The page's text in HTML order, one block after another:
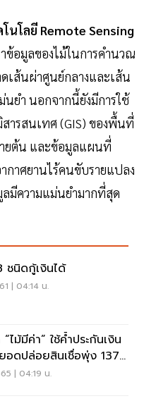
โนโลยี Remote Sensing
ข้อมูลของไม้ในการคำนวณ
เส้นผ่าศูนย์กลางและเส้น
ยำ นอกจากนี้ยังมีการใช้
ารสนเทศ (GIS) ของพื้นที่
ยต้น และข้อมูลแผนที่
กาศยานไร้คนขับรายแปลง
มีความแม่นยำมากที่สุด
ชนิดกู้เงินได้
| 04:14 น.
ไม้มีค่า” ใช้ค้ำประกันเงิน
อดปล่อยสินเชื่อพุ่ง 137
| 04:19 น.